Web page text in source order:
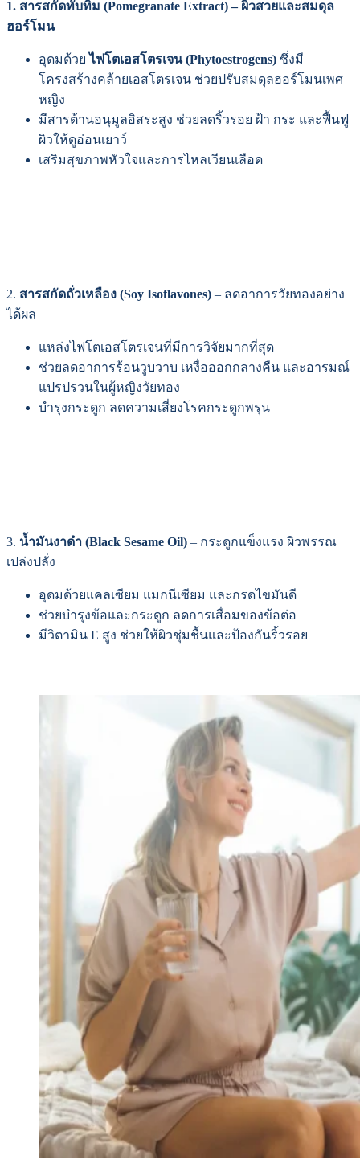
1. สารสกัดทับทิม (Pomegranate Extract) – ผิวสวยและสมดุล
ฮอร์โมน
อุดมด้วยไฟโตเอสโตรเจน (Phytoestrogens) ซึ่งมี
โครงสร้างคล้ายเอสโตรเจน ช่วยปรับสมดุลฮอร์โมนเพศ
หญิง
มีสารต้านอนุมูลอิสระสูง ช่วยลดริ้วรอย ฝ้า กระ และฟื้นฟู
ผิวให้ดูอ่อนเยาว์
เสริมสุขภาพหัวใจและการไหลเวียนเลือด
2. สารสกัดถั่วเหลือง (Soy Isoflavones) – ลดอาการวัยทองอย่าง
ได้ผล
แหล่งไฟโตเอสโตรเจนที่มีการวิจัยมากที่สุด
ช่วยลดอาการร้อนวูบวาบ เหงื่อออกกลางคืน และอารมณ์
แปรปรวนในผู้หญิงวัยทอง
บำรุงกระดูก ลดความเสี่ยงโรคกระดูกพรุน
3. น้ำมันงาดำ (Black Sesame Oil) – กระดูกแข็งแรง ผิวพรรณ
เปล่งปลั่ง
อุดมด้วยแคลเซียม แมกนีเซียม และกรดไขมันดี
ช่วยบำรุงข้อและกระดูก ลดการเสื่อมของข้อต่อ
มีวิตามิน E สูง ช่วยให้ผิวชุ่มชื้นและป้องกันริ้วรอย